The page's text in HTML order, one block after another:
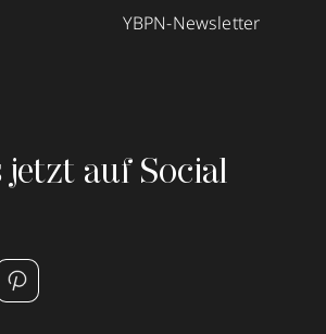
YBPN-Newsletter
jetzt auf Social